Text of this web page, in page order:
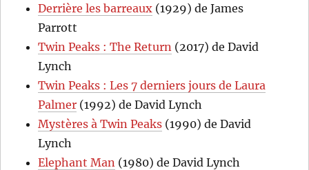
Derrière les barreaux (1929) de James
Parrott
Twin Peaks : The Return (2017) de David
Lynch
Twin Peaks : Les 7 derniers jours de Laura
Palmer (1992) de David Lynch
Mystères à Twin Peaks (1990) de David
Lynch
Elephant Man (1980) de David Lynch